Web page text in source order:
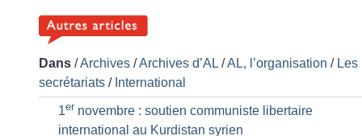
Dans /Archives /Archives d’AL/AL, l’organisation / Les
secrétariats / International
1er novembre : soutien communiste libertaire
international au Kurdistan syrien